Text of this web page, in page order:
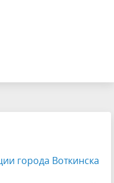
города Воткинска